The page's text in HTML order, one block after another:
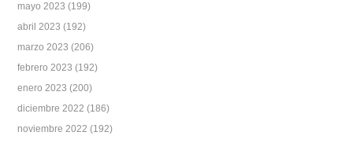
mayo 2023 (199)
abril 2023 (192)
marzo 2023 (206)
febrero 2023 (192)
enero 2023 (200)
diciembre 2022 (186)
noviembre 2022 (192)